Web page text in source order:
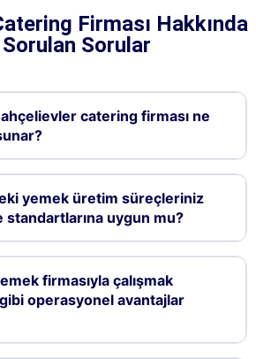
Firması Hakkında
Sorulan Sorular
catering firması ne
yemek üretim süreçleriniz
standartlarına uygun mu?
firmasıyla çalışmak
operasyonel avantajlar